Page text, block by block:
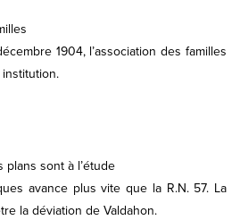
1904, l’association des familles
plans sont à l’étude
avance plus vite que la R.N. 57. La
la déviation de Valdahon.